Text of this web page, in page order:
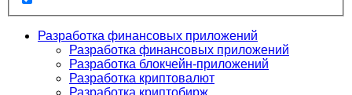
Разработка финансовых приложений
Разработка финансовых приложений
Разработка блокчейн-приложений
Разработка криптовалют